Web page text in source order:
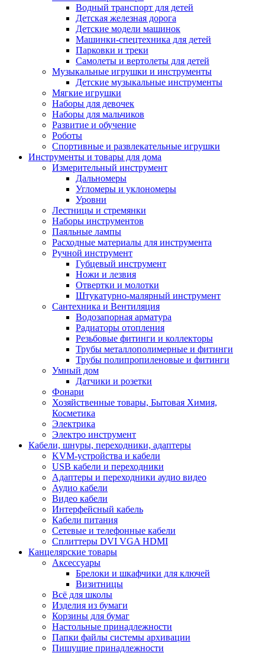
Водный транспорт для детей
Детская железная дорога
Детские модели машинок
Машинки-спецтехника для детей
Парковки и треки
Самолеты и вертолеты для детей
Музыкальные игрушки и инструменты
Детские музыкальные инструменты
Мягкие игрушки
Наборы для девочек
Наборы для мальчиков
Развитие и обучение
Роботы
Спортивные и развлекательные игрушки
Инструменты и товары для дома
Измерительный инструмент
Дальномеры
Угломеры и уклономеры
Уровни
Лестницы и стремянки
Наборы инструментов
Паяльные лампы
Расходные материалы для инструмента
Ручной инструмент
Губцевый инструмент
Ножи и лезвия
Отвертки и молотки
Штукатурно-малярный инструмент
Сантехника и Вентиляция
Водозапорная арматура
Радиаторы отопления
Резьбовые фитинги и коллекторы
Трубы металлополимерные и фитинги
Трубы полипропиленовые и фитинги
Умный дом
Датчики и розетки
Фонари
Хозяйственные товары, Бытовая Химия,
Косметика
Электрика
Электро инструмент
Кабели, шнуры, переходники, адаптеры
KVM-устройства и кабели
USB кабели и переходники
Адаптеры и переходники аудио видео
Аудио кабели
Видео кабели
Интерфейсный кабель
Кабели питания
Сетевые и телефонные кабели
Сплиттеры DVI VGA HDMI
Канцелярские товары
Аксессуары
Брелоки и шкафчики для ключей
Визитницы
Всё для школы
Изделия из бумаги
Корзины для бумаг
Настольные принадлежности
Папки файлы системы архивации
Пишущие принадлежности